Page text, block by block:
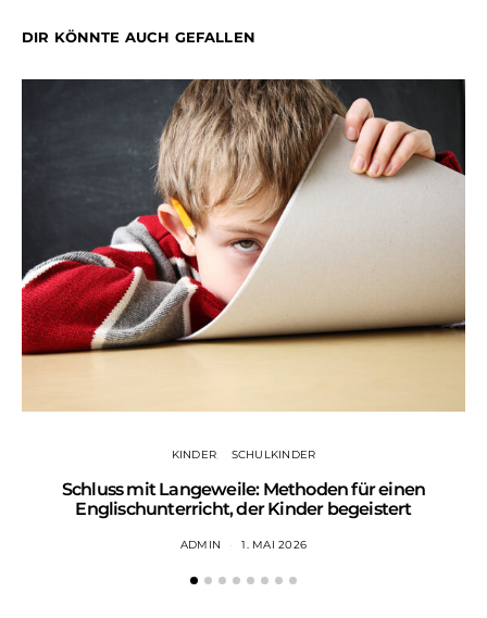
DIR KÖNNTE AUCH GEFALLEN
KINDER SCHULKINDER
Schluss mit Langeweile: Methoden für einen
Englischunterricht, der Kinder begeistert
ADMIN 1. MAI 2026